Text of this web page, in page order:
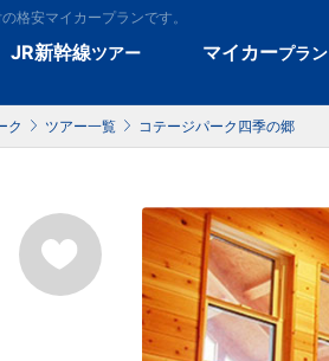
格安マイカープランです。
JR新幹線ツアー マイカープラン
ク ツアー一覧 コテージパーク四季の郷